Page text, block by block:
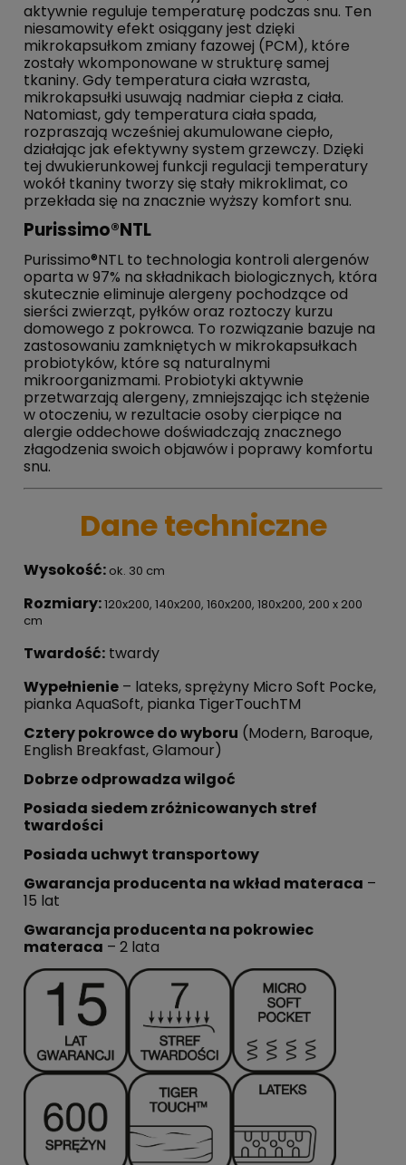
aktywnie reguluje temperaturę podczas snu. Ten
niesamowity efekt osiągany jest dzięki
mikrokapsułkom zmiany fazowej (PCM), które
zostały wkomponowane w strukturę samej
tkaniny. Gdy temperatura ciała wzrasta,
mikrokapsułki usuwają nadmiar ciepła z ciała.
Natomiast, gdy temperatura ciała spada,
rozpraszają wcześniej akumulowane ciepło,
działając jak efektywny system grzewczy. Dzięki
tej dwukierunkowej funkcji regulacji temperatury
wokół tkaniny tworzy się stały mikroklimat, co
przekłada się na znacznie wyższy komfort snu.
Purissimo®NTL
Purissimo®NTL to technologia kontroli alergenów
oparta w 97% na składnikach biologicznych, która
skutecznie eliminuje alergeny pochodzące od
sierści zwierząt, pyłków oraz roztoczy kurzu
domowego z pokrowca. To rozwiązanie bazuje na
zastosowaniu zamkniętych w mikrokapsułkach
probiotyków, które są naturalnymi
mikroorganizmami. Probiotyki aktywnie
przetwarzają alergeny, zmniejszając ich stężenie
w otoczeniu, w rezultacie osoby cierpiące na
alergie oddechowe doświadczają znacznego
złagodzenia swoich objawów i poprawy komfortu
snu.
Dane techniczne
Wysokość: ok. 30 cm
Rozmiary:120x200, 140x200, 160x200, 180x200, 200 x 200
cm
Twardość: twardy
Wypełnienie – lateks, sprężyny Micro Soft Pocke,
pianka AquaSoft, pianka TigerTouchTM
Cztery pokrowce do wyboru (Modern, Baroque,
English Breakfast, Glamour)
Dobrze odprowadza wilgoć
Posiada siedem zróżnicowanych stref
twardości
Posiada uchwyt transportowy
Gwarancja producenta na wkład materaca –
15 lat
Gwarancja producenta na pokrowiec
materaca – 2 lata